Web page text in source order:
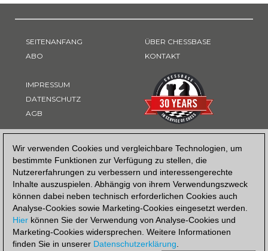
Wir verwenden Cookies und vergleichbare Technologien, um
bestimmte Funktionen zur Verfügung zu stellen, die
Nutzererfahrungen zu verbessern und interessengerechte
Inhalte auszuspielen. Abhängig von ihrem Verwendungszweck
können dabei neben technisch erforderlichen Cookies auch
Analyse-Cookies sowie Marketing-Cookies eingesetzt werden.
Hier können Sie der Verwendung von Analyse-Cookies und
Marketing-Cookies widersprechen. Weitere Informationen
finden Sie in unserer Datenschutzerklärung.
SEITENANFANG
ABO
IMPRESSUM
DATENSCHUTZ
AGB
ÜBER CHESSBASE
KONTAKT
ZAHLUNGSART